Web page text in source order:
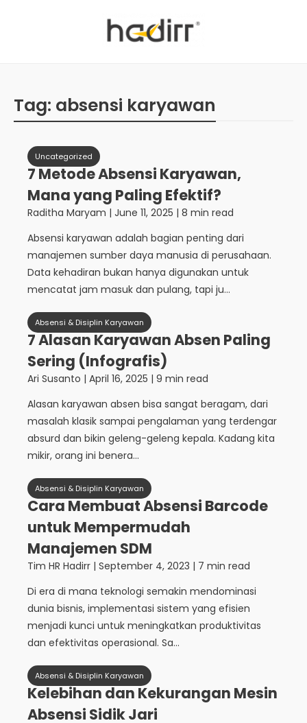
Tag: absensi karyawan
Uncategorized
7 Metode Absensi Karyawan,
Mana yang Paling Efektif?
Raditha Maryam | June 11, 2025 | 8 min read
Absensi karyawan adalah bagian penting dari
manajemen sumber daya manusia di perusahaan.
Data kehadiran bukan hanya digunakan untuk
mencatat jam masuk dan pulang, tapi ju...
Absensi & Disiplin Karyawan
7 Alasan Karyawan Absen Paling
Sering (Infografis)
Ari Susanto | April 16, 2025 | 9 min read
Alasan karyawan absen bisa sangat beragam, dari
masalah klasik sampai pengalaman yang terdengar
absurd dan bikin geleng-geleng kepala. Kadang kita
mikir, orang ini benera...
Absensi & Disiplin Karyawan
Cara Membuat Absensi Barcode
untuk Mempermudah
Manajemen SDM
Tim HR Hadirr | September 4, 2023 | 7 min read
Di era di mana teknologi semakin mendominasi
dunia bisnis, implementasi sistem yang efisien
menjadi kunci untuk meningkatkan produktivitas
dan efektivitas operasional. Sa...
Absensi & Disiplin Karyawan
Kelebihan dan Kekurangan Mesin
Absensi Sidik Jari